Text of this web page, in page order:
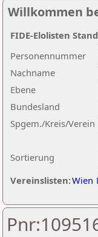
Willkommen
Nachname
Ebene
Sortierung
Personennummer
Bundesland
Spgem./Kreis/Verein
Vereinslisten:Wien
FIDE-Elolisten Stand